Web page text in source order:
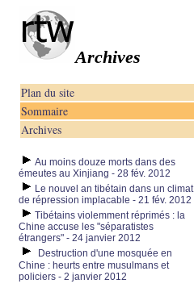
Archives
Plan du site
Sommaire
Archives
Au moins douze morts dans des
émeutes au Xinjiang - 28 fév. 2012
Le nouvel an tibétain dans un climat
de répression implacable - 21 fév. 2012
Tibétains violemment réprimés : la
Chine accuse les "séparatistes
étrangers" - 24 janvier 2012
Destruction d'une mosquée en
Chine : heurts entre musulmans et
policiers - 2 janvier 2012